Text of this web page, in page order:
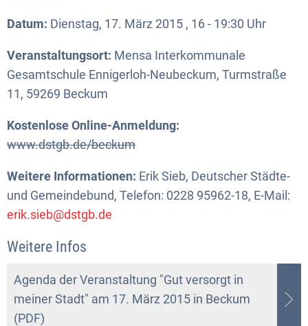
Datum: Dienstag, 17. März 2015 , 16 - 19:30 Uhr
Veranstaltungsort: Mensa Interkommunale
Gesamtschule Ennigerloh-Neubeckum, Turmstraße
11, 59269 Beckum
Kostenlose Online-Anmeldung:
www.dstgb.de/beckum
Weitere Informationen: Erik Sieb, Deutscher Städte-
und Gemeindebund, Telefon: 0228 95962-18, E-Mail:
erik.sieb@dstgb.de
Weitere Infos
Agenda der Veranstaltung "Gut versorgt in
meiner Stadt" am 17. März 2015 in Beckum
(PDF)